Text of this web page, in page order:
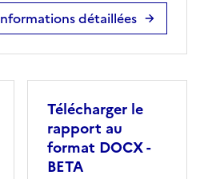
détaillées
Télécharger le
rapport au
format DOCX -
BETA